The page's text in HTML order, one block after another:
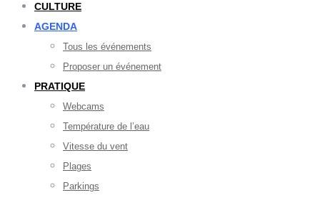
CULTURE
AGENDA
Tous les événements
Proposer un événement
PRATIQUE
Webcams
Température de l’eau
Vitesse du vent
Plages
Parkings